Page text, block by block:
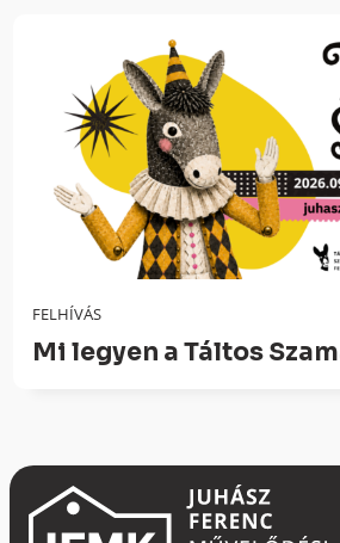
FELHÍVÁS
Mi legyen a Táltos